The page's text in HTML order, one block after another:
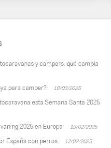
y campers: qué cambia
para camper? 18/03/2025
esta Semana Santa 2025
2025 en Europa 19/02/2025
España con perros 12/02/2025